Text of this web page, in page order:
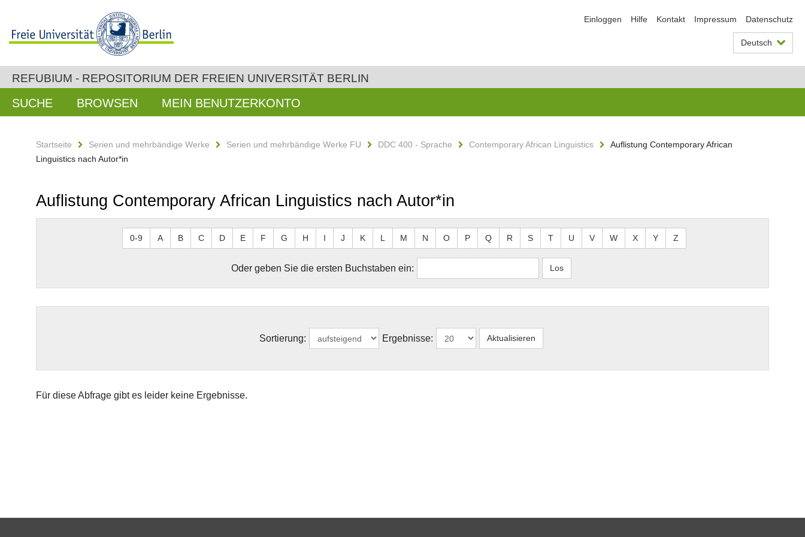
Einloggen Hilfe Kontakt Impressum Datenschutz
Deutsch
REFUBIUM - REPOSITORIUM DER FREIEN UNIVERSITÄT BERLIN
SUCHE BROWSEN MEIN BENUTZERKONTO
Startseite Serien und mehrbändige Werke Serien und mehrbändige Werke FU DDC 400 - Sprache Contemporary African Linguistics
Auflistung Contemporary African
Linguistics nach Autor*in
Auflistung Contemporary African Linguistics nach Autor*in
0-9 A B C D E F G H I J K L M N O P Q R S T U V W X Y Z
Oder geben Sie die ersten Buchstaben ein:
Sortierung: Ergebnisse:
Für diese Abfrage gibt es leider keine Ergebnisse.